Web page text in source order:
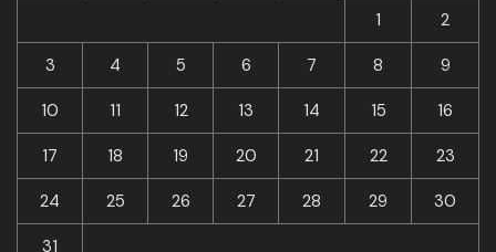
1 2
3 4 5 6 7 8 9
10 11 12 13 14 15 16
17 18 19 20 21 22 23
24 25 26 27 28 29 30
31